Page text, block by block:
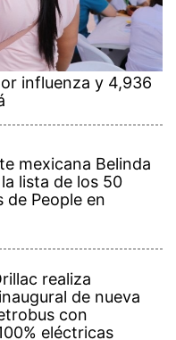
influenza y 4,936
mexicana Belinda
lista de los 50
de People en
realiza
de nueva
con
eléctricas